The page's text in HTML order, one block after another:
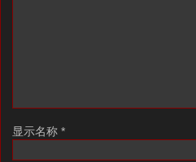
显示名称 *